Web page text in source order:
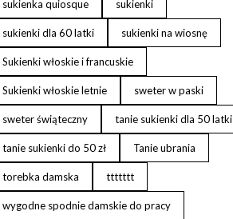
sukienka quiosque sukienki
sukienki dla 60 latki sukienki na wiosnę
Sukienki włoskie i francuskie
Sukienki włoskie letnie sweter w paski
sweter świąteczny tanie sukienki dla 50 latki
tanie sukienki do 50 zł Tanie ubrania
torebka damska ttttttt
wygodne spodnie damskie do pracy